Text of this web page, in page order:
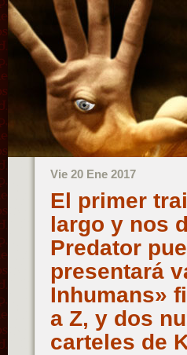
Vie 20 Ene 2017
El primer
largo y nos
Predator
presentará
Inhumans»
a Z, y dos
carteles de